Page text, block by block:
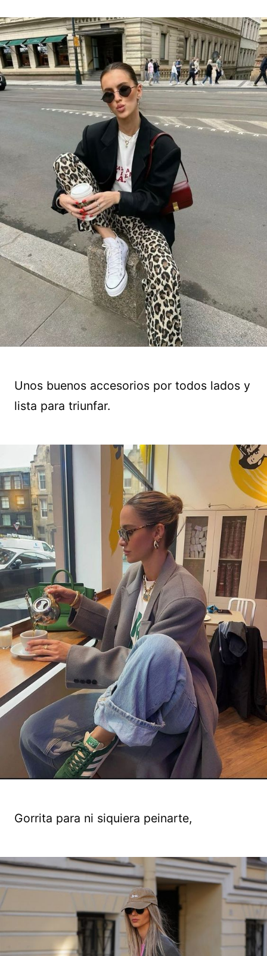
Unos buenos accesorios por todos lados y
lista para triunfar.
Gorrita para ni siquiera peinarte,